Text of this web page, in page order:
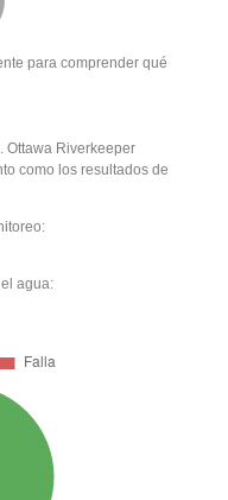
para comprender qué
Ottawa Riverkeeper
como los resultados de
agua: